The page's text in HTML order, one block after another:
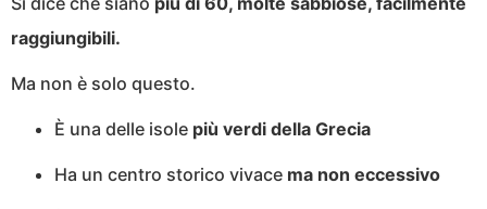
raggiungibili.
Ma non è solo questo.
È una delle isole più verdi della Grecia
Ha un centro storico vivace ma non eccessivo